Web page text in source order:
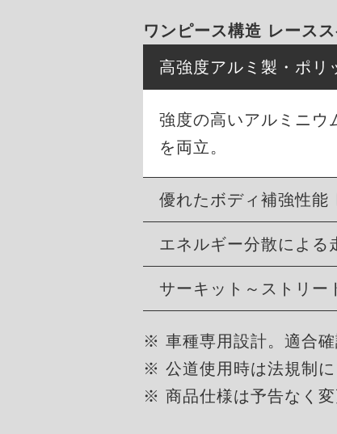
ワンピース構造 レース
高強度アルミ製・ポリ
強度の高いアルミニウ
を両立。
優れたボディ補強性能
エネルギー分散による
サーキット～ストリー
※ 車種専用設計。適合確
※ 公道使用時は法規制に
※ 商品仕様は予告なく変